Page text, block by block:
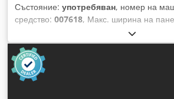
Състояние: употребяван, номер на
средство: 007618, Макс. ширина на
дължина на панела: 4400 mm Dedpfxsu
Макс. издаденост на главния режещ
затягащи челюсти: 7